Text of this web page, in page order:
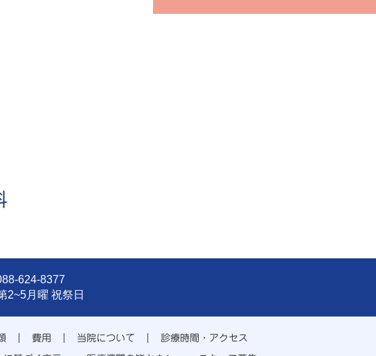
624-8377
月曜 祝祭日
費用 当院について 診療時間・アクセス